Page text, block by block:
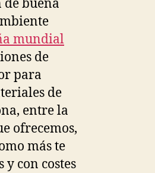
de buena
mundial
de
para
de
entre la
ofrecemos,
más te
y con costes